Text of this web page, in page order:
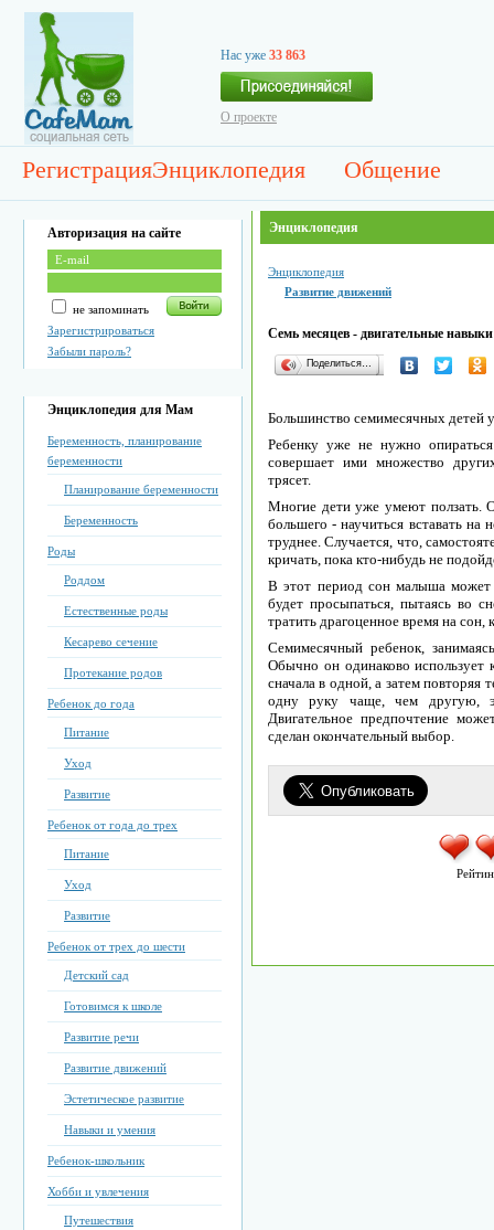
Нас уже 33 863
О проекте
РегистрацияЭнциклопедия Общение
Авторизация на сайте
не запоминать
Зарегистрироваться
Забыли пароль?
Энциклопедия для Мам
Беременность, планирование
беременности
Планирование беременности
Беременность
Роды
Роддом
Естественные роды
Кесарево сечение
Протекание родов
Ребенок до года
Питание
Уход
Развитие
Ребенок от года до трех
Питание
Уход
Развитие
Ребенок от трех до шести
Детский сад
Готовимся к школе
Развитие речи
Развитие движений
Эстетическое развитие
Навыки и умения
Ребенок-школьник
Хобби и увлечения
Путешествия
Энциклопедия
Энциклопедия
Развитие движений
Семь месяцев - двигательные навыки
Поделиться…
Большинство семимесячных детей
Ребенку уже не нужно
совершает ими множество
трясет.
Многие дети уже умеют ползать.
большего - научиться вставать на
труднее. Случается, что,
кричать, пока кто-нибудь не
В этот период сон малыша
будет просыпаться, пытаясь во
тратить драгоценное время на сон,
Семимесячный ребенок,
Обычно он одинаково
сначала в одной, а затем
одну руку чаще, чем другую,
Двигательное предпочтение
сделан окончательный выбор.